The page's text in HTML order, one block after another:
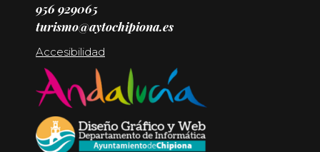
956 929065
turismo@aytochipiona.es
Accesibilidad